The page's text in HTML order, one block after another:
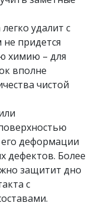
удалит с
придется
химию – для
вполне
чистой
деформации
дефектов. Более
защитит дно
с